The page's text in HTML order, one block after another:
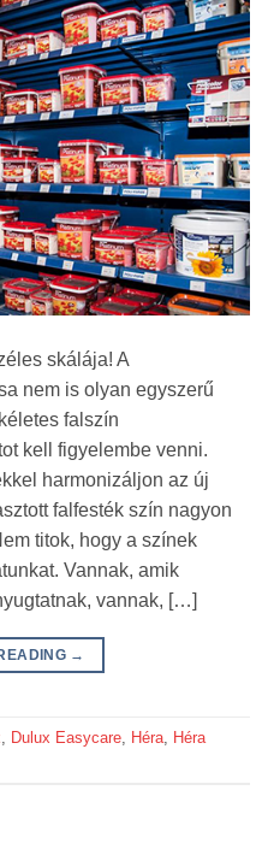
skálája! A
nem is olyan egyszerű
falszín
kell figyelembe venni.
harmonizáljon az új
falfesték szín nagyon
titok, hogy a színek
Vannak, amik
vannak, […]
→
Dulux Easycare Héra Héra